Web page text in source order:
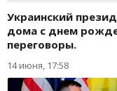
Украинский
дома с днем
переговоры.
14 июня, 17:58